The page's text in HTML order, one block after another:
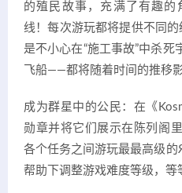
的殖民故事，充满了有趣
线！每次游玩都将提供不同
是不小心在“施工事故”中杀
飞船——都将随着时间的推移
成为群星中的公民：在《
勋章并将它们展示在陈列阁
各个任务之间游玩最最高级
帮助下调整游戏难度等级，等